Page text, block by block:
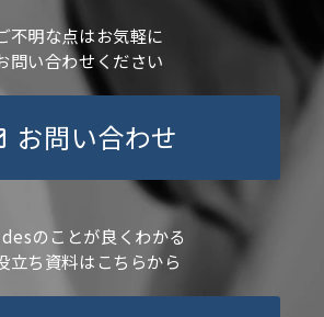
不明な点はお気軽に
問い合わせください
お問い合わせ
のことが良くわかる
立ち資料はこちらから